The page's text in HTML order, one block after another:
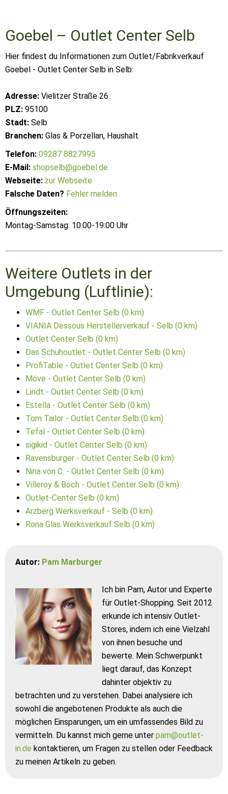
Goebel – Outlet Center Selb
Hier findest du Informationen zum Outlet/Fabrikverkauf
Goebel - Outlet Center Selb in Selb:
Adresse: Vielitzer Straße 26
PLZ: 95100
Stadt: Selb
Branchen: Glas & Porzellan, Haushalt
Telefon: 09287 8827995
E-Mail: shopselb@goebel.de
Webseite: zur Webseite
Falsche Daten? Fehler melden
Öffnungszeiten:
Montag-Samstag: 10:00-19:00 Uhr
Weitere Outlets in der
Umgebung (Luftlinie):
WMF - Outlet Center Selb (0 km)
VIANIA Dessous Herstellerverkauf - Selb (0 km)
Outlet Center Selb (0 km)
Das Schuhoutlet - Outlet Center Selb (0 km)
ProfiTable - Outlet Center Selb (0 km)
Möve - Outlet Center Selb (0 km)
Lindt - Outlet Center Selb (0 km)
Estella - Outlet Center Selb (0 km)
Tom Tailor - Outlet Center Selb (0 km)
Tefal - Outlet Center Selb (0 km)
sigikid - Outlet Center Selb (0 km)
Ravensburger - Outlet Center Selb (0 km)
Nina von C. - Outlet Center Selb (0 km)
Villeroy & Boch - Outlet Center Selb (0 km)
Outlet-Center Selb (0 km)
Arzberg Werksverkauf - Selb (0 km)
Rona Glas Werksverkauf Selb (0 km)
Autor: Pam Marburger
Ich bin Pam, Autor und Experte
für Outlet-Shopping. Seit 2012
erkunde ich intensiv Outlet-
Stores, indem ich eine Vielzahl
von ihnen besuche und
bewerte. Mein Schwerpunkt
liegt darauf, das Konzept
dahinter objektiv zu
betrachten und zu verstehen. Dabei analysiere ich
sowohl die angebotenen Produkte als auch die
möglichen Einsparungen, um ein umfassendes Bild zu
vermitteln. Du kannst mich gerne unter pam@outlet-
in.de kontaktieren, um Fragen zu stellen oder Feedback
zu meinen Artikeln zu geben.